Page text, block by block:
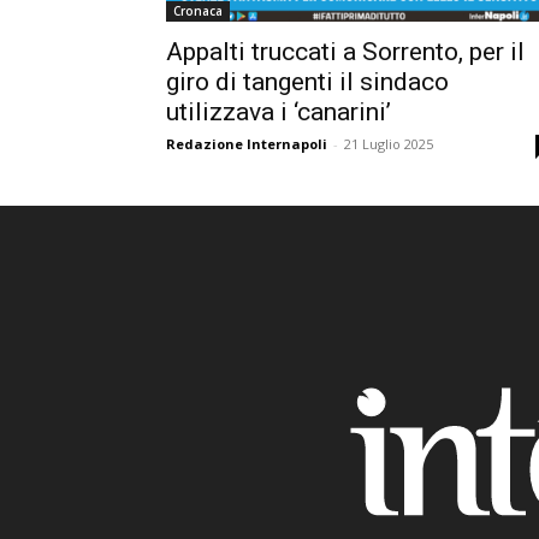
Cronaca
Appalti truccati a Sorrento, per il
giro di tangenti il sindaco
utilizzava i ‘canarini’
Redazione Internapoli - 21 Luglio 2025